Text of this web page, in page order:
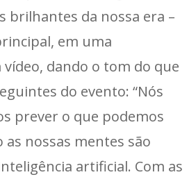
brilhantes da nossa era –
em uma
dando o tom do que
do evento: “Nós
prever o que podemos
as nossas mentes são
artificial. Com as